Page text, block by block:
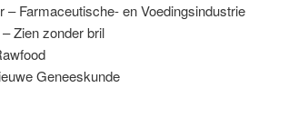
– Farmaceutische- en Voedingsindustrie
Zien zonder bril
Geneeskunde